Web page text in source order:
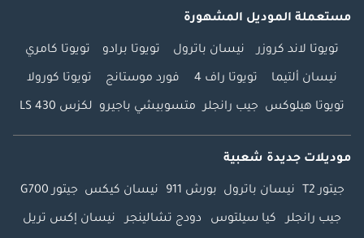
مستعملة الموديل المشهورة
تويوتا لاند كروزر نيسان باترول تويوتا برادو تويوتا كامري
نيسان ألتيما تويوتا راف 4 فورد موستانج تويوتا كورولا
تويوتا هيلوكس جيب رانجلر متسوبيشي باجيرو لكزس LS 430
موديلات جديدة شعبية
جيتور T2 نيسان باترول بورش 911 نيسان كيكس جيتور G700
جيب رانجلر كيا سيلتوس دودج تشالينجر نيسان إكس تريل